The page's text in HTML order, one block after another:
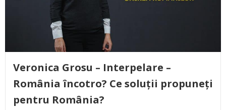
Veronica Grosu – Interpelare –
România încotro? Ce soluții propuneți
pentru România?